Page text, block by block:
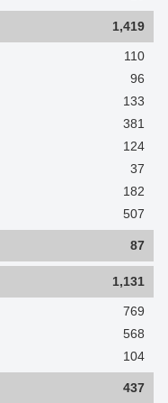
1,419
110
96
133
381
124
37
182
507
87
1,131
769
568
104
437